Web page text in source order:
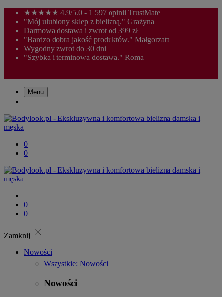
★★★★★ 4.9/5.0 - 1 597 opinii TrustMate
"Mój ulubiony sklep z bielizną." Grażyna
Darmowa dostawa i zwrot od 399 zł
"Bardzo dobra jakość produktów." Małgorzata
Wygodny zwrot do 30 dni
"Szybka i terminowa dostawa." Roma
Menu
0
0
0
0
Zamknij close
Nowości
Wszystkie: Nowości
Nowości